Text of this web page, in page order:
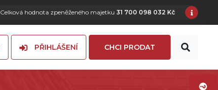
Celková hodnota zpeněženého majetku 31 700 098 032 Kč
PŘIHLÁŠENÍ CHCI PRODAT